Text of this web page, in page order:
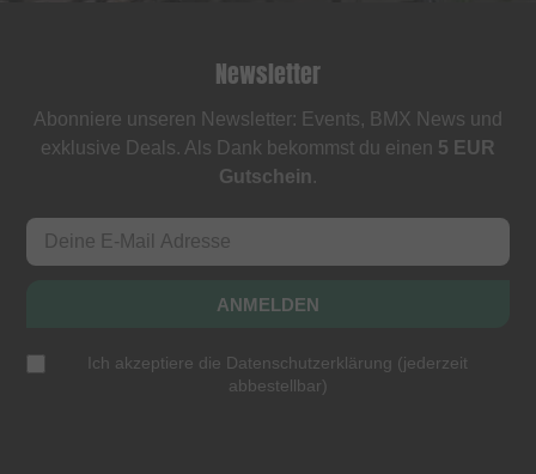
Newsletter
Abonniere unseren Newsletter: Events, BMX News und
exklusive Deals. Als Dank bekommst du einen 5 EUR
Gutschein.
ANMELDEN
Ich akzeptiere die Datenschutzerklärung (jederzeit
abbestellbar)